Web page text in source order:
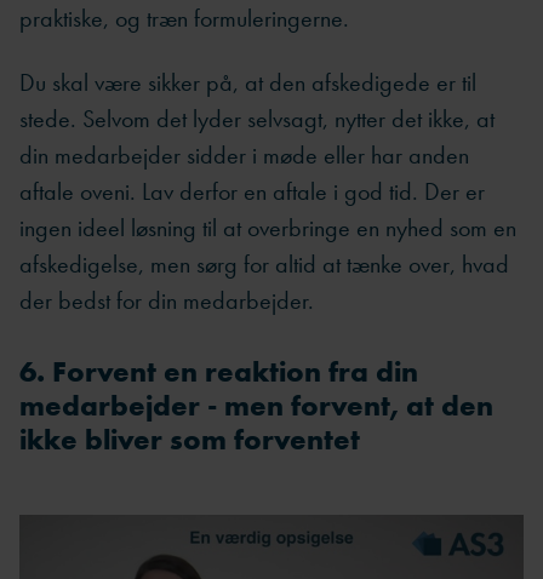
praktiske, og træn formuleringerne.
Du skal være sikker på, at den afskedigede er til
stede. Selvom det lyder selvsagt, nytter det ikke, at
din medarbejder sidder i møde eller har anden
aftale oveni. Lav derfor en aftale i god tid. Der er
ingen ideel løsning til at overbringe en nyhed som en
afskedigelse, men sørg for altid at tænke over, hvad
der bedst for din medarbejder.
6. Forvent en reaktion fra din
medarbejder - men forvent, at den
ikke bliver som forventet